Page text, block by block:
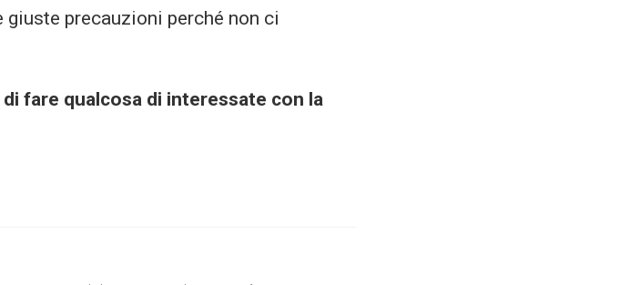
precauzioni perché non ci
fare qualcosa di interessate con la